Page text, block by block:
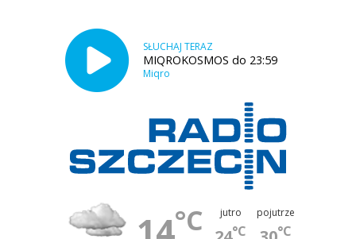
SŁUCHAJ TERAZ
MIQROKOSMOS do 23:59
Miqro
°C jutro
°C
pojutrze
°C